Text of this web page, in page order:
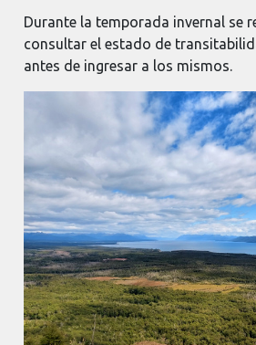
Durante la temporada invernal se
consultar el estado de
antes de ingresar a los mismos.